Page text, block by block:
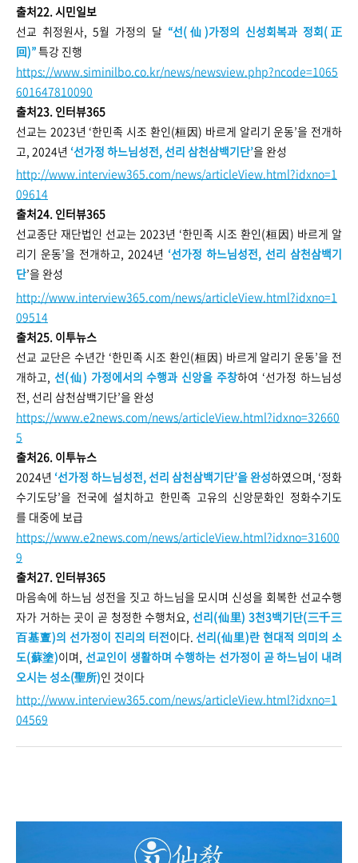
출처22. 시민일보
선교 취정원사, 5월 가정의 달 “선(仙)가정의 신성회복과 정회(正
回)”특강 진행
https://www.siminilbo.co.kr/news/newsview.php?ncode=1065
601647810090
출처23. 인터뷰365
선교는 2023년 ‘한민족 시조 환인(桓因) 바르게 알리기 운동’을 전개하
고, 2024년 ‘선가정 하느님성전, 선리 삼천삼백기단’을 완성
http://www.interview365.com/news/articleView.html?idxno=1
09614
출처24. 인터뷰365
선교종단 재단법인 선교는 2023년 ‘한민족 시조 환인(桓因) 바르게 알
리기 운동’을 전개하고, 2024년 ‘선가정 하느님성전, 선리 삼천삼백기
단’을 완성
http://www.interview365.com/news/articleView.html?idxno=1
09514
출처25. 이투뉴스
선교 교단은 수년간 ‘한민족 시조 환인(桓因) 바르게 알리기 운동’을 전
개하고, 선(仙) 가정에서의 수행과 신앙을 주창하여 ‘선가정 하느님성
전, 선리 삼천삼백기단’을 완성
https://www.e2news.com/news/articleView.html?idxno=32660
5
출처26. 이투뉴스
2024년 ‘선가정 하느님성전, 선리 삼천삼백기단’을 완성하였으며, ‘정화
수기도당’을 전국에 설치하고 한민족 고유의 신앙문화인 정화수기도
를 대중에 보급
https://www.e2news.com/news/articleView.html?idxno=31600
9
출처27. 인터뷰365
마음속에 하느님 성전을 짓고 하느님을 모시며 신성을 회복한 선교수행
자가 거하는 곳이 곧 청정한 수행처요,선리(仙里) 3천3백기단(三千三
百基亶)의 선가정이 진리의 터전이다.선리(仙里)란 현대적 의미의 소
도(蘇塗)이며, 선교인이 생활하며 수행하는 선가정이 곧 하느님이 내려
오시는 성소(聖所)인 것이다
http://www.interview365.com/news/articleView.html?idxno=1
04569